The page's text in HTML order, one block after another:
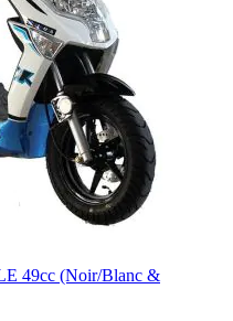
49cc (Noir/Blanc &